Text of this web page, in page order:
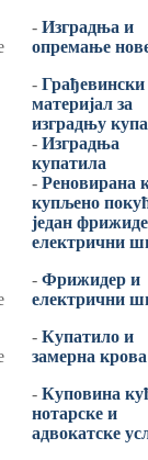
- Изградња и
опремање
- Грађевински
материјал за
изградњу
- Изградња
купатила
- Реновирана
купљено
један
електрични
- Фрижидер и
електрични
- Купатило и
замерна крова
- Куповина
нотарске и
адвокатске